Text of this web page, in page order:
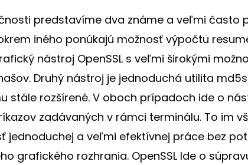
predstavíme dva známe a veľmi často
iného ponúkajú možnosť výpočtu
nástroj OpenSSL s veľmi širokými
Druhý nástroj je jednoduchá utilita
stále rozšírené. V oboch prípadoch ide o
zadávaných v rámci terminálu. To im
jednoduchej a veľmi efektívnej práce bez
grafického rozhrania. OpenSSL Ide o